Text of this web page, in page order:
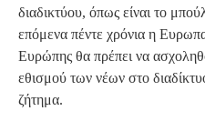
διαδικτύου, όπως είναι το
επόμενα πέντε χρόνια η
Ευρώπης θα πρέπει να
εθισμού των νέων στο
ζήτημα.